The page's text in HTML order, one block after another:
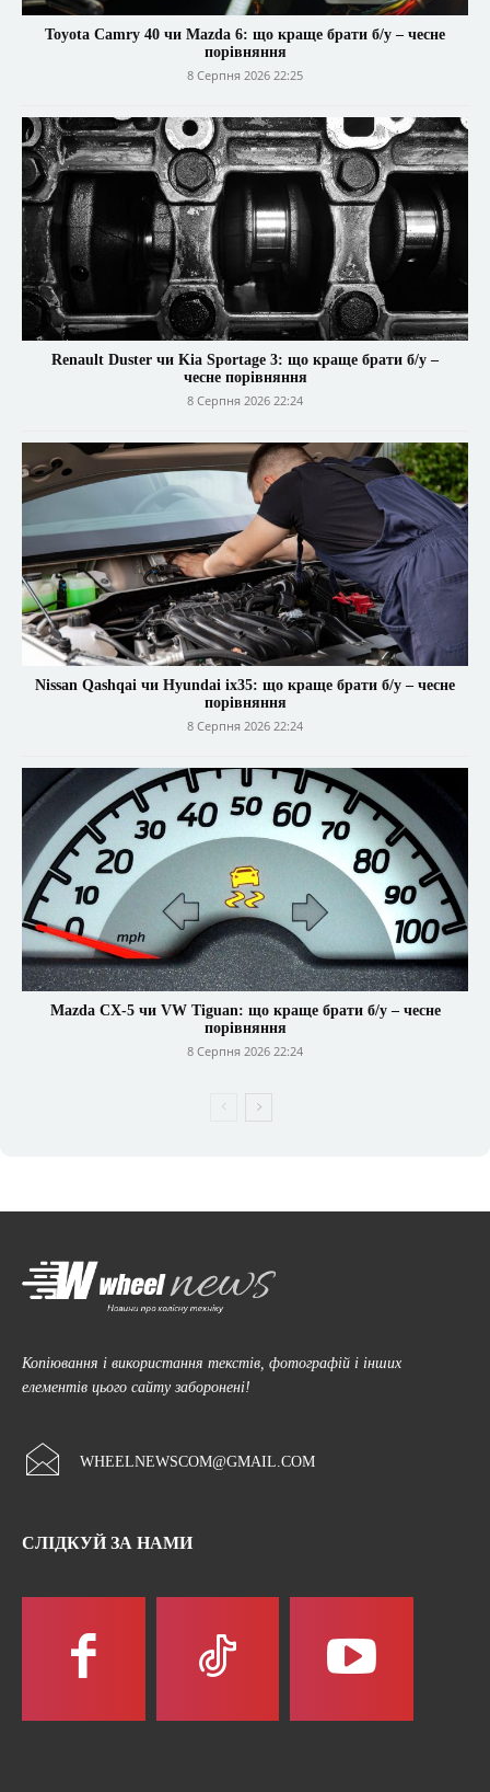
Toyota Camry 40 чи Mazda 6: що краще брати б/у – чесне
порівняння
8 Серпня 2026 22:25
Renault Duster чи Kia Sportage 3: що краще брати б/у –
чесне порівняння
8 Серпня 2026 22:24
Nissan Qashqai чи Hyundai ix35: що краще брати б/у – чесне
порівняння
8 Серпня 2026 22:24
Mazda CX-5 чи VW Tiguan: що краще брати б/у – чесне
порівняння
8 Серпня 2026 22:24
Копіювання і використання текстів, фотографій і інших
елементів цього сайту заборонені!
WHEELNEWSCOM@GMAIL.COM
СЛІДКУЙ ЗА НАМИ